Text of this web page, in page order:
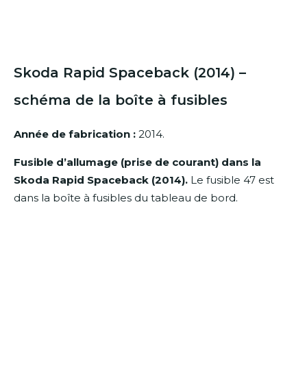
Skoda Rapid Spaceback (2014) –
schéma de la boîte à fusibles
Année de fabrication : 2014.
Fusible d’allumage (prise de courant) dans la
Skoda Rapid Spaceback (2014). Le fusible 47 est
dans la boîte à fusibles du tableau de bord.